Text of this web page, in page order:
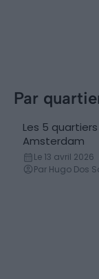
Par
Les 5
Amsterdam
Le 13 avril 2026
Par Hugo Dos